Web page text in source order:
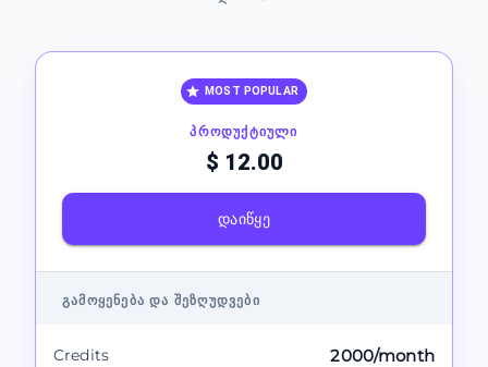
MOST POPULAR
ᲞᲠᲝᲓᲣᲥᲢᲘᲣᲚᲘ
$ 12.00
ᲓᲐᲘᲬᲧᲔ
ᲒᲐᲛᲝᲧᲔᲜᲔᲑᲐ ᲓᲐ ᲨᲔᲖᲦᲣᲓᲕᲔᲑᲘ
Credits 2000/month